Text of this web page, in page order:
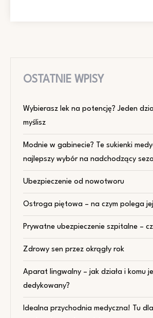
OSTATNIE WPISY
Wybierasz lek na potencję? Jeden
myślisz
Modnie w gabinecie? Te sukienki
najlepszy wybór na nadchodzący
Ubezpieczenie od nowotworu
Ostroga piętowa – na czym polega
Prywatne ubezpieczenie szpitalne –
Zdrowy sen przez okrągły rok
Aparat lingwalny – jak działa i komu
dedykowany?
Idealna przychodnia medyczna! Tu